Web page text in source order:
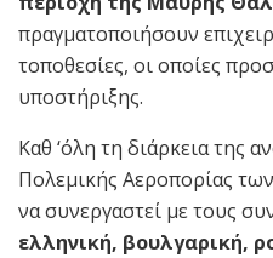
πραγματοποιήσουν
τοποθεσίες, οι οποίες
υποστήριξης.
Καθ ‘όλη τη διάρκεια της
Πολεμικής Αεροπορίας
να συνεργαστεί με τους
ελληνική, βουλγαρική,